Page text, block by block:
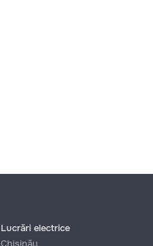
Lucrări electrice
Chișinău